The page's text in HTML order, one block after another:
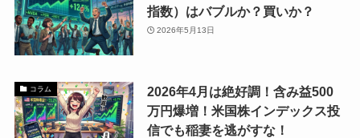
指数）はバブルか？買いか？
2026年5月13日
コラム
2026年4月は絶好調！含み益500
万円爆増！米国株インデックス投
信でも稲妻を逃がすな！